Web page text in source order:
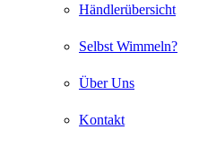
Händlerübersicht
Selbst Wimmeln?
Über Uns
Kontakt